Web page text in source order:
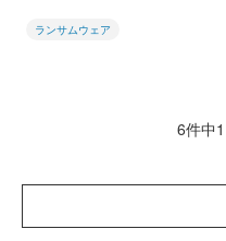
ランサムウェア
6件中